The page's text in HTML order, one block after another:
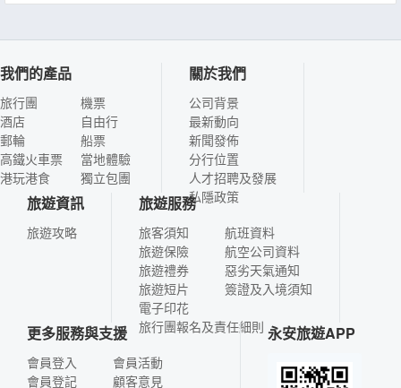
我們的產品
旅行團
酒店
郵輪
高鐵火車票
港玩港食
機票
自由行
船票
當地體驗
獨立包團
關於我們
公司背景
最新動向
新聞發佈
分行位置
人才招聘及發展
私隱政策
旅遊資訊
旅遊攻略
旅遊服務
旅客須知
旅遊保險
旅遊禮券
旅遊短片
電子印花
航班資料
航空公司資料
惡劣天氣通知
簽證及入境須知
旅行團報名及責任細則
更多服務與支援
會員登入
會員登記
會員活動
顧客意見
永安旅遊APP